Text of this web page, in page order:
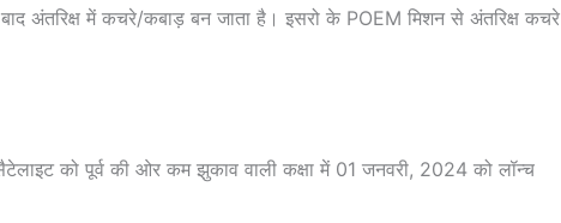
अंतरिक्ष में कचरे/कबाड़ बन जाता है। इसरो के POEM मिशन से अंतरिक्ष कचरे
को पूर्व की ओर कम झुकाव वाली कक्षा में 01 जनवरी, 2024 को लॉन्च